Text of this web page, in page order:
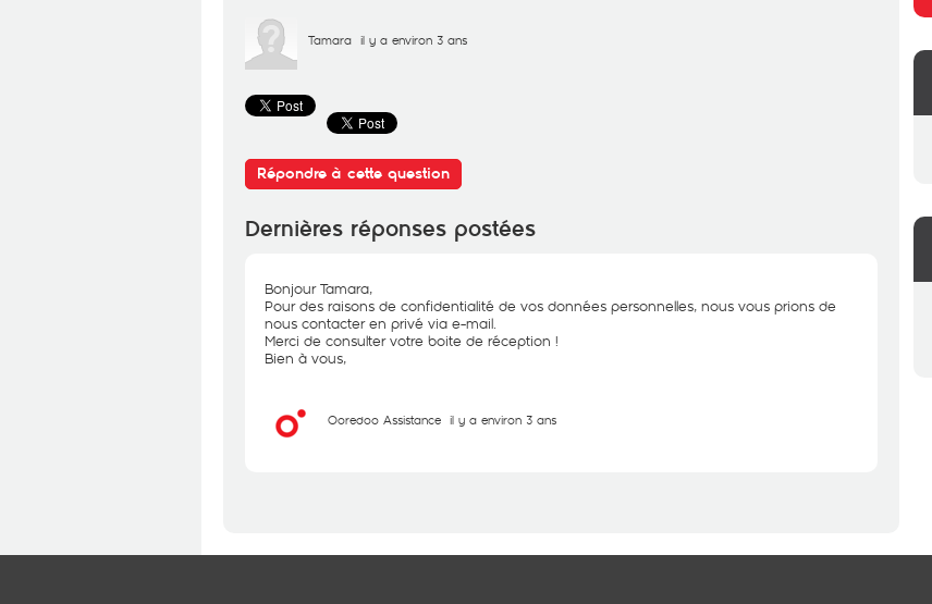
Tamara il y a environ 3 ans
Répondre à cette question
Dernières réponses postées
Bonjour Tamara,
Pour des raisons de confidentialité de vos données personnelles, nous vous prions de
nous contacter en privé via e-mail.
Merci de consulter votre boite de réception !
Bien à vous,
Ooredoo Assistance il y a environ 3 ans